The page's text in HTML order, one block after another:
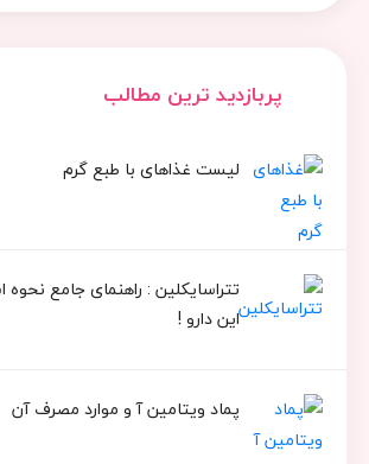
پربازدید ترین مطالب
لیست غذاهای با طبع گرم
تتراسایکلین : راهنمای جامع
این دارو !
پماد ویتامین آ و موارد مصرف آن